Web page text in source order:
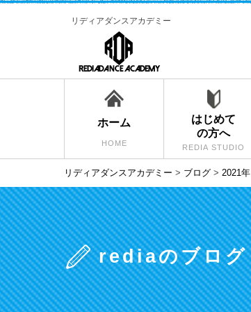
リディアダンスアカデミー
ホーム
HOME
はじめて
の方へ
REDIA STUDIO
リディアダンスアカデミー > ブログ > 2021年
rediaのブログ